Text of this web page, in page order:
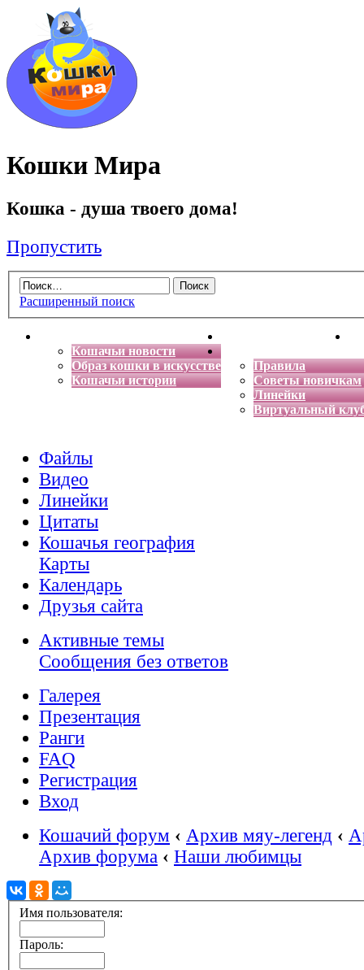
Кошки Мира
Кошка - душа твоего дома!
Пропустить
Расширенный поиск
Кошачьи новости
Образ кошки в искусстве
Кошачьи истории
Энциклопедия кошек
Правила
Советы новичкам
Линейки
Виртуальный
Файлы
Видео
Линейки
Цитаты
Кошачья география
Карты
Календарь
Друзья сайта
Активные темы
Сообщения без ответов
Галерея
Презентация
Ранги
FAQ
Регистрация
Вход
Кошачий форум ‹ Архив мяу-легенд ‹
Архив форума ‹ Наши любимцы
Имя пользователя:
Пароль: